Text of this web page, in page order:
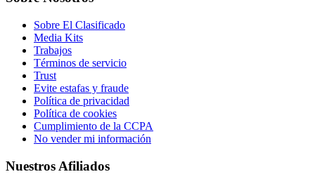
Sobre El Clasificado
Media Kits
Trabajos
Términos de servicio
Trust
Evite estafas y fraude
Política de privacidad
Política de cookies
Cumplimiento de la CCPA
No vender mi información
Nuestros Afiliados